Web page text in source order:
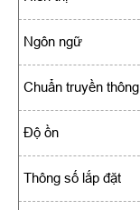
Ngôn ngữ
Chuẩn truyền thông
Độ ồn
Thông số lắp đặt